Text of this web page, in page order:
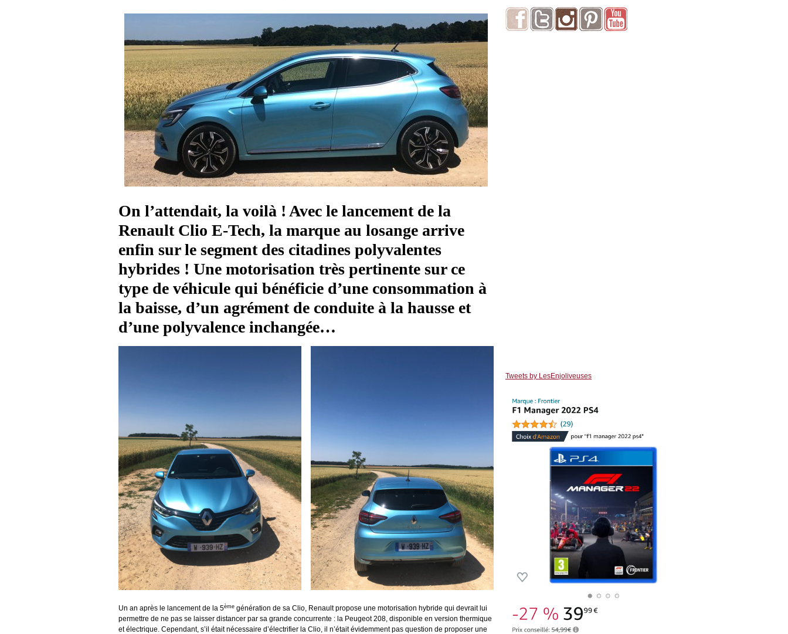
Tweets by LesEnjoliveuses
On l’attendait, la voilà ! Avec le lancement de la
Renault Clio E-Tech, la marque au losange arrive
enfin sur le segment des citadines polyvalentes
hybrides ! Une motorisation très pertinente sur ce
type de véhicule qui bénéficie d’une consommation à
la baisse, d’un agrément de conduite à la hausse et
d’une polyvalence inchangée…
Un an après le lancement de la 5ème génération de sa Clio, Renault propose une motorisation hybride qui devrait lui
permettre de ne pas se laisser distancer par sa grande concurrente : la Peugeot 208, disponible en version thermique
et électrique. Cependant, s’il était nécessaire d’électrifier la Clio, il n’était évidemment pas question de proposer une